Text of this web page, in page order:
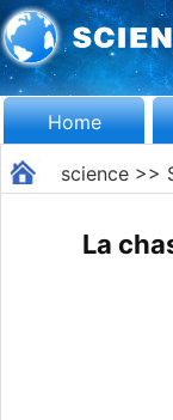
Home
science>>
La